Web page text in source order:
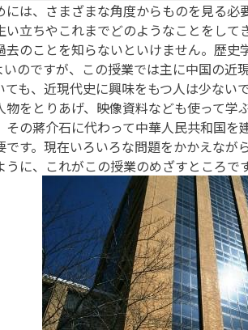
は、さまざまな角度からものを見る
い立ちやこれまでどのようなことをし
のことを知らないといけません。歴
のですが、この授業では主に中国の
も、近現代史に興味をもつ人は少ないで
をとりあげ、映像資料なども使って
の蔣介石に代わって中華人民共和国
す。現在いろいろな問題をかかえな
に、これがこの授業のめざすところです